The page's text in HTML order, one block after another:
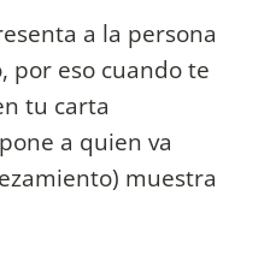
a la persona
por eso cuando te
tu carta
a quien va
muestra